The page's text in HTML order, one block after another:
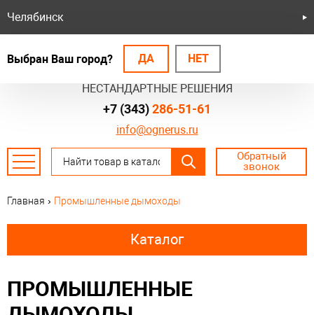
БЕЗОПАСНЫЕ СИСТЕМЫ
НЕСТАНДАРТНЫЕ РЕШЕНИЯ
Челябинск
Выбран Ваш город? ДА НЕТ
info@ognerus.ru
+7 (343)286-51-61
Обратный
звонок
Главная › Промышленные дымоходы
Каталог
ПРОМЫШЛЕННЫЕ